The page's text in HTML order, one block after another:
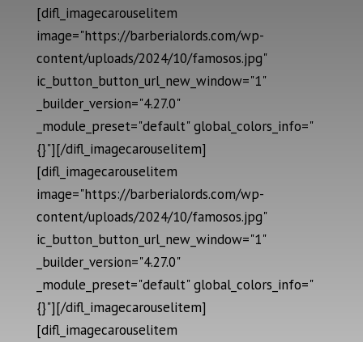
[difl_imagecarouselitem
image="https://barberialords.com/wp-
content/uploads/2024/10/famosos.jpg"
ic_button_button_url_new_window="1"
_builder_version="4.27.0"
_module_preset="default" global_colors_info="
{}"][/difl_imagecarouselitem]
[difl_imagecarouselitem
image="https://barberialords.com/wp-
content/uploads/2024/10/famosos.jpg"
ic_button_button_url_new_window="1"
_builder_version="4.27.0"
_module_preset="default" global_colors_info="
{}"][/difl_imagecarouselitem]
[difl_imagecarouselitem